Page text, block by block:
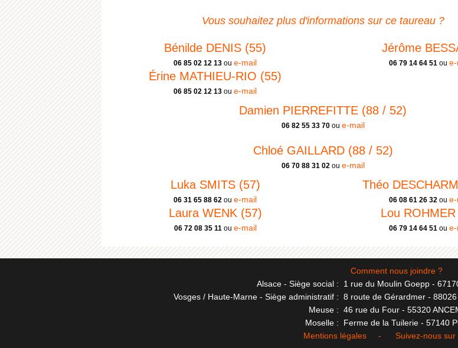
Vous souhaitez plus d'informations sur ce taureau ?
Bénilde DENIS (55)
06 85 02 12 13 ou e-mail
Jérôme
06 79 14 64 51 ou
Érine MATHIEU-RIO (55)
06 85 02 12 13 ou e-mail
Damien PIERREFITTE (88 / 52)
06 82 55 33 70ou e-mail
Chloé GAILLARD (88 / 52)
06 70 88 31 02ou e-mail
Luka SMITS (57)
06 31 65 88 62 ou e-mail
Théo
06 08 61 26 32 ou
Laura WENK (57)
06 72 08 35 11ou e-mail
Lou
06 79 14 64 51 ou
Comment nous joindre ?
Alsace - Siège social :
Vosges / Haute-Marne - Siège administratif :
Meuse :
Moselle :
1 rue du Moulin Goepp -
8 route de Gérardmer -
46 rue du Four - 55320
Ferme de la Tuilerie - 57140
Mentions légales - Suivez-nous sur